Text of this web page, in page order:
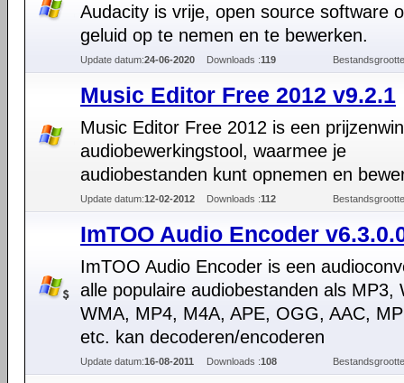
Audacity is vrije, open source software
geluid op te nemen en te bewerken.
Update datum:24-06-2020 Downloads :119
Music Editor Free 2012 v9.2.1
Music Editor Free 2012 is een
audiobewerkingstool, waarmee je
audiobestanden kunt opnemen en
Update datum:12-02-2012 Downloads :112
ImTOO Audio Encoder
ImTOO Audio Encoder is een
alle populaire audiobestanden als MP3,
WMA, MP4, M4A, APE, OGG, AAC,
etc. kan decoderen/encoderen
Update datum:16-08-2011 Downloads :108